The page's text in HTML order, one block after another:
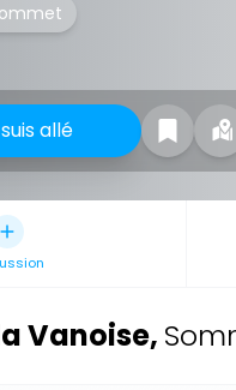
allé
Vanoise,